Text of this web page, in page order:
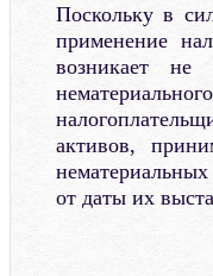
Поскольку в
применение
возникает
активов,
от даты их